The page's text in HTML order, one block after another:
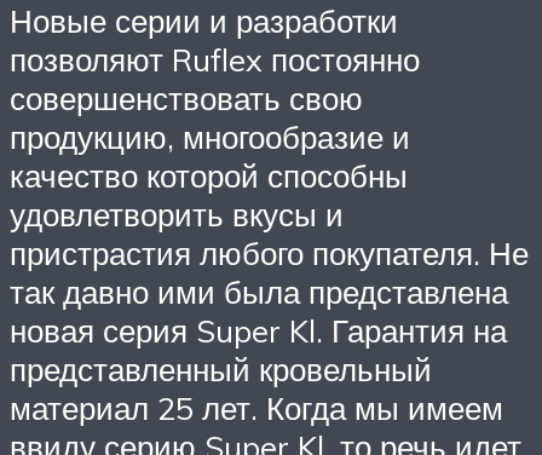
Новые серии и разработки
позволяют Ruflex постоянно
совершенствовать свою
продукцию, многообразие и
качество которой способны
удовлетворить вкусы и
пристрастия любого покупателя. Не
так давно ими была представлена
новая серия Super Kl. Гарантия на
представленный кровельный
материал 25 лет. Когда мы имеем
ввиду серию Super Kl, то речь идет